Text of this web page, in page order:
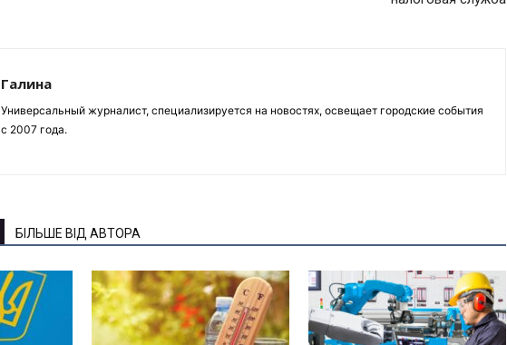
Галина
Универсальный журналист, специализируется на новостях, освещает городские события
с 2007 года.
БІЛЬШЕ ВІД АВТОРА